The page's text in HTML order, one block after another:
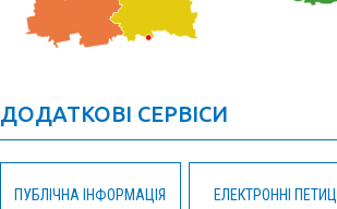
ДОДАТКОВІ СЕРВІСИ
ПУБЛІЧНА ІНФОРМАЦІЯ ЕЛЕКТРОННІ ПЕТИЦІЇ